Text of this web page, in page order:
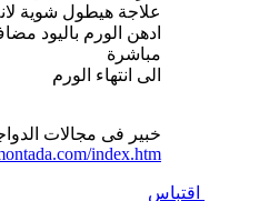
علاجة هيطول شوية
ادهن الورم باليود
مباشرة
الى انتهاء الورم
خبير فى مجالات
index.htm
اقتباس